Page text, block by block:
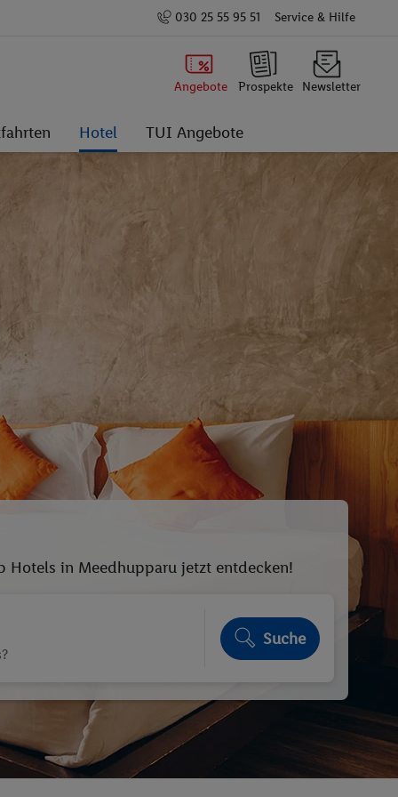
030 25 55 95 51 Service & Hilfe
Angebote Prospekte Newsletter
Hotel TUI Angebote
Hotels in Meedhupparu jetzt entdecken!
Suche